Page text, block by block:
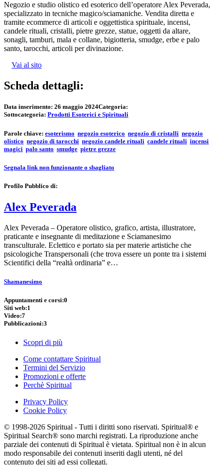
Negozio e studio olistico ed esoterico dell’operatore Alex Peverada,
specializzato in tecniche magico/sciamaniche. Vendita diretta e
tramite ecommerce di articoli e oggettistica spirituale, incensi,
candele rituali, cristalli, pietre grezze, statue, oggetti da altare,
sonagli, tamburi, mala e collane, bigiotteria, smudge, erbe e palo
santo, tarocchi, articoli per divinazione.
Vai al sito
Scheda dettagli:
Data inserimento: 26 maggio 2024Categoria:
Sottocategoria: Prodotti Esoterici e Spirituali
Parole chiave: esoterismo negozio esoterico negozio di cristalli negozio
olistico negozio di tarocchi negozio candele rituali candele rituali incensi
magici palo santo smudge pietre grezze
Segnala link non funzionante o sbagliato
Profilo Pubblico di:
Alex Peverada
Alex Peverada – Operatore olistico, grafico, artista, illustratore,
praticante e insegnante di meditazione e Sciamanesimo
transculturale. Eclettico e portato sia per materie artistiche che
psicologiche Transpersonali (che trova essere un ponte tra i sistemi
Scientifici della “realtà ordinaria” e…
Shamanesimo
Appuntamenti e corsi:0
Siti web:1
Video:7
Pubblicazioni:3
Scopri di più
Come contattare Spiritual
Termini del Servizio
Promozioni e offerte
Perchè Spiritual
Privacy Policy
Cookie Policy
© 1998-2026 Spiritual - Tutti i diritti sono riservati. Spiritual® e
Spiritual Search® sono marchi registrati. La riproduzione anche
parziale dei contenuti di Spiritual è vietata. Spiritual non è in alcun
modo responsabile dei contenuti inseriti dagli utenti, né del
contenuto dei siti ad essi collegati.